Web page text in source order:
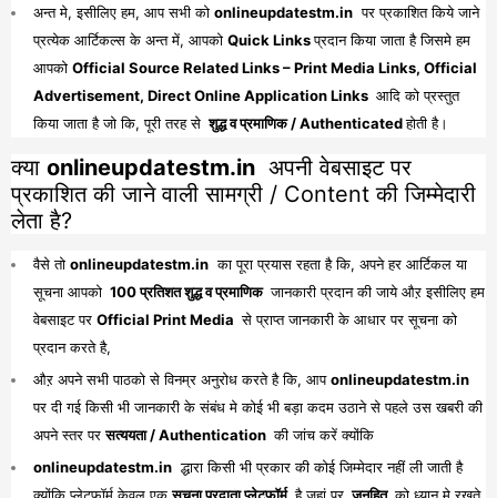
अन्त मे, इसीलिए हम, आप सभी को onlineupdatestm.in पर प्रकाशित किये जाने
प्रत्येक आर्टिकल्स के अन्त में, आपको Quick Linksप्रदान किया जाता है जिसमे हम
आपको Official Source Related Links – Print Media Links, Official
Advertisement, Direct Online Application Links आदि को प्रस्तुत
किया जाता है जो कि, पूरी तरह से शुद्ध व प्रमाणिक / Authenticatedहोती है।
क्या onlineupdatestm.in अपनी वेबसाइट पर
प्रकाशित की जाने वाली सामग्री / Content की जिम्मेदारी
लेता है?
वैसे तो onlineupdatestm.in का पूरा प्रयास रहता है कि, अपने हर आर्टिकल या
सूचना आपको 100 प्रतिशत शुद्ध व प्रमाणिक जानकारी प्रदान की जाये औऱ इसीलिए हम
वेबसाइट पर Official Print Media से प्राप्त जानकारी के आधार पर सूचना को
प्रदान करते है,
औऱ अपने सभी पाठको से विनम्र अनुरोध करते है कि, आपonlineupdatestm.in
पर दी गई किसी भी जानकारी के संबंध मे कोई भी बड़ा कदम उठाने से पहले उस खबरी की
अपने स्तर परसत्ययता / Authentication की जांच करें क्योंकि
onlineupdatestm.in द्धारा किसी भी प्रकार की कोई जिम्मेदार नहीं ली जाती है
क्योंकि प्लेटफॉर्म केवल एकसूचना प्रदाता प्लेटफॉर्म है जहां पर जनहित को ध्यान मे रखते